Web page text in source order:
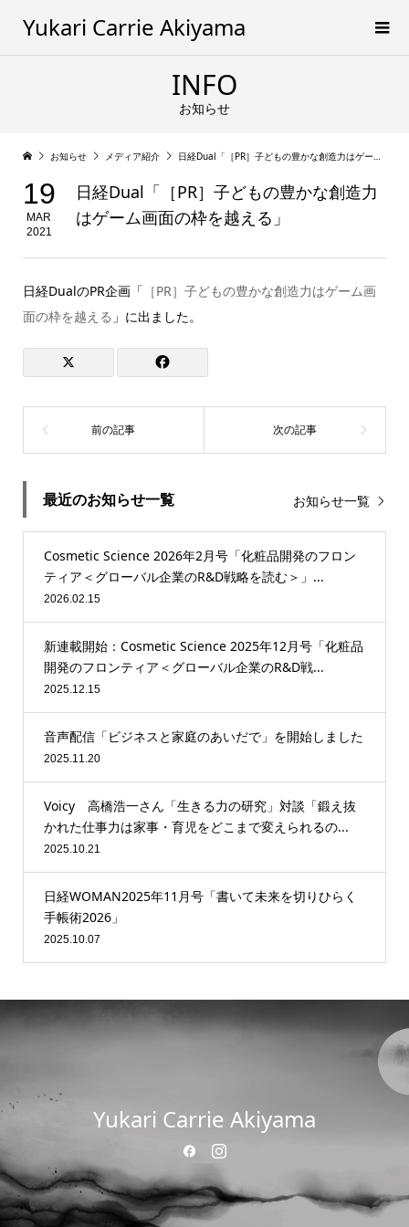
Yukari Carrie Akiyama
INFO
お知らせ
お知らせ メディア紹介 日経Dual「［PR］子どもの豊かな創造力はゲーム画面の枠を越える」
19
MAR
2021
日経Dual「［PR］子どもの豊かな創造力
はゲーム画面の枠を越える」
日経DualのPR企画「 ［PR］子どもの豊かな創造力はゲーム画
面の枠を越える 」に出ました。
最近のお知らせ一覧 お知らせ一覧
Cosmetic Science 2026年2月号「化粧品開発のフロン
ティア＜グローバル企業のR&D戦略を読む＞」...
2026.02.15
新連載開始：Cosmetic Science 2025年12月号「化粧品
開発のフロンティア＜グローバル企業のR&D戦...
2025.12.15
音声配信「ビジネスと家庭のあいだで」を開始しました
2025.11.20
Voicy 高橋浩一さん「生きる力の研究」対談「鍛え抜
かれた仕事力は家事・育児をどこまで変えられるの...
2025.10.21
日経WOMAN2025年11月号「書いて未来を切りひらく
手帳術2026」
2025.10.07
Yukari Carrie Akiyama